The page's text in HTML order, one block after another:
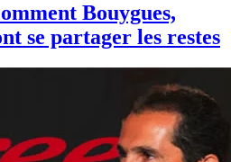
Bouygues,
se partager les restes